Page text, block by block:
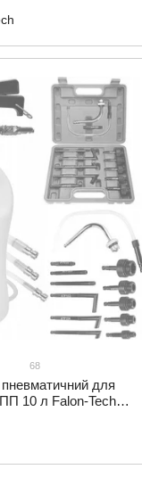
68
для
10 л Falon-Tech